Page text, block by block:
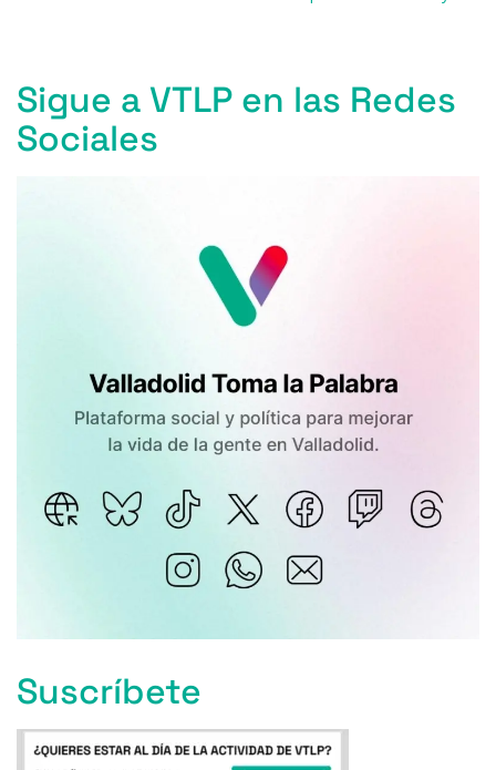
Sigue a VTLP en las Redes
Sociales
Suscríbete